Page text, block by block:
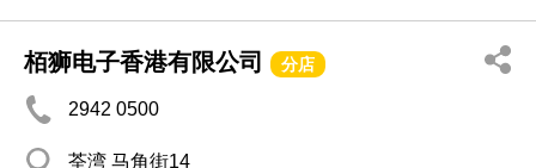
栢狮电子香港有限公司 分店
2942 0500
荃湾 马角街14